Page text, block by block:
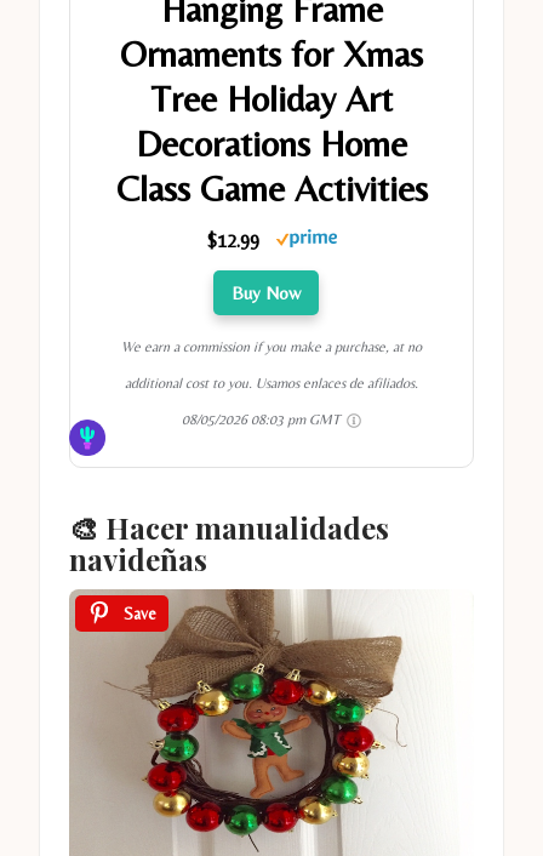
Hanging Frame
Ornaments for Xmas
Tree Holiday Art
Decorations Home
Class Game Activities
$12.99
Buy Now
We earn a commission if you make a purchase, at no
additional cost to you. Usamos enlaces de afiliados.
08/05/2026 08:03 pm GMT
🎨 Hacer manualidades
navideñas
Save